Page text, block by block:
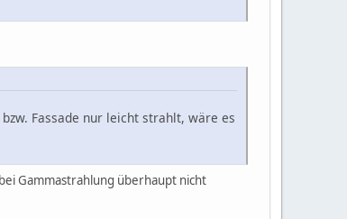
Fassade nur leicht strahlt, wäre es
Gammastrahlung überhaupt nicht